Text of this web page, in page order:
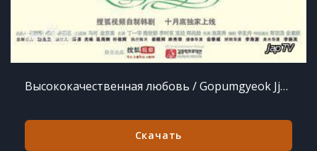
Высококачественная любовь / Gopumgyeok Jjaksarang / High-end Crush [20 из 20] (2015) WEB-DL 720p
Скачать